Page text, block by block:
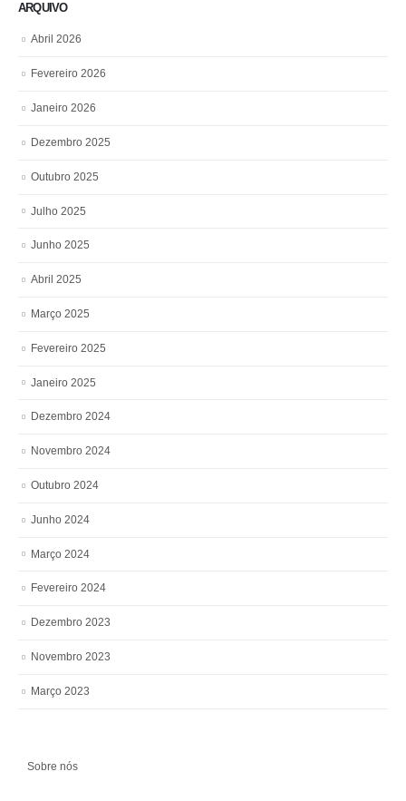
ARQUIVO
Abril 2026
Fevereiro 2026
Janeiro 2026
Dezembro 2025
Outubro 2025
Julho 2025
Junho 2025
Abril 2025
Março 2025
Fevereiro 2025
Janeiro 2025
Dezembro 2024
Novembro 2024
Outubro 2024
Junho 2024
Março 2024
Fevereiro 2024
Dezembro 2023
Novembro 2023
Março 2023
Sobre nós